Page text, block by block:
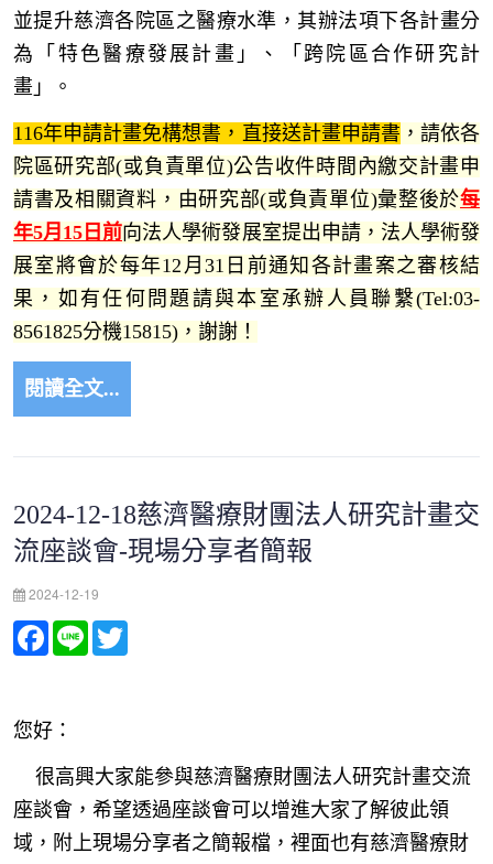
並提升慈濟各院區之醫療水準，其辦法項下各計畫分
為「特色醫療發展計畫」、「跨院區合作研究計
畫」。
116年申請計畫免構想書，直接送計畫申請書 ， 請依各
院區研究部(或負責單位)公告收件時間內繳交計畫申
請書及相關資料，由研究部(或負責單位)彙整後於每
年5月15日前向法人學術發展室提出申請，法人學術發
展室將會於每年12月31日前通知各計畫案之審核結
果，如有任何問題請與本室承辦人員聯繫(Tel:03-
8561825分機15815)，謝謝！
閱讀全文...
2024-12-18慈濟醫療財團法人研究計畫交
流座談會-現場分享者簡報
2024-12-19
Facebook
Line
您好：
很高興大家能參與慈濟醫療財團法人研究計畫交流
座談會，希望透過座談會可以增進大家了解彼此領
域，附上現場分享者之簡報檔，裡面也有慈濟醫療財